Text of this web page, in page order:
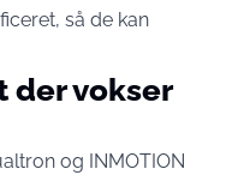
så de kan
der vokser
og INMOTION